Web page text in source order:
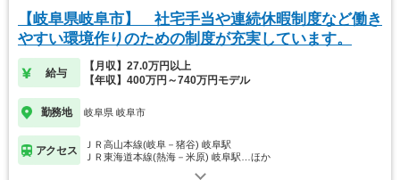
【岐阜県岐阜市】 社宅手当や連続休暇制度など働き
やすい環境作りのための制度が充実しています。
給与
【月収】27.0万円以上
【年収】400万円～740万円モデル
勤務地 岐阜県 岐阜市
アクセス
ＪＲ高山本線(岐阜－猪谷) 岐阜駅
ＪＲ東海道本線(熱海－米原) 岐阜駅…ほか